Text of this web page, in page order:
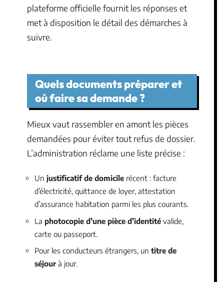
plateforme officielle fournit les réponses et
met à disposition le détail des démarches à
suivre.
Quels documents préparer et
où faire sa demande ?
Mieux vaut rassembler en amont les pièces
demandées pour éviter tout refus de dossier.
L’administration réclame une liste précise :
Un justificatif de domicile récent : facture
d’électricité, quittance de loyer, attestation
d’assurance habitation parmi les plus courants.
La photocopie d’une pièce d’identité valide,
carte ou passeport.
Pour les conducteurs étrangers, un titre de
séjour à jour.